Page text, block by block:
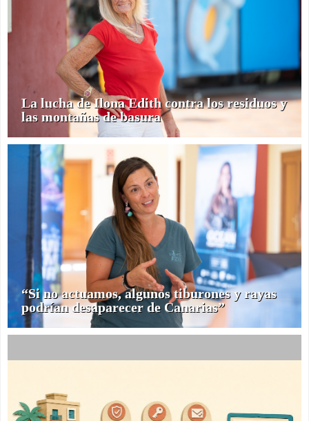
La lucha de Ilona Edith contra los residuos y
las montañas de basura
“Si no actuamos, algunos tiburones y rayas
podrían desaparecer de Canarias”